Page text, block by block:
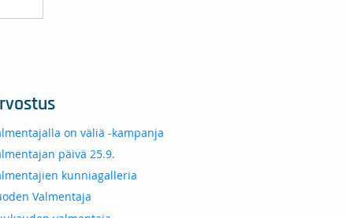
on väliä -kampanja
päivä 25.9.
kunniagalleria
Valmentaja